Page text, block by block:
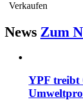
Verkaufen
News Zum
YPF treibt